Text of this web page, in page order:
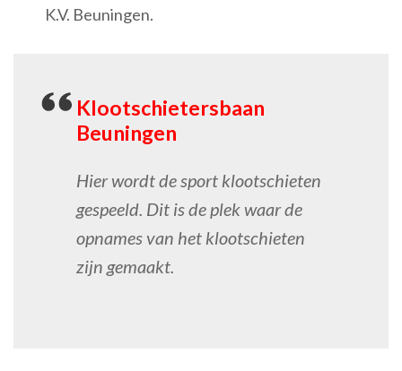
K.V. Beuningen.
Klootschietersbaan
Beuningen
Hier wordt de sport klootschieten
gespeeld. Dit is de plek waar de
opnames van het klootschieten
zijn gemaakt.